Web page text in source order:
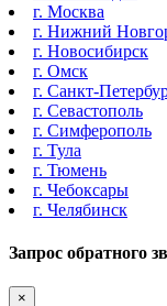
г. Москва
г. Нижний
г. Новосибирск
г. Омск
г. Санкт-
г. Севастополь
г. Симферополь
г. Тула
г. Тюмень
г. Чебоксары
г. Челябинск
Запрос обратного
×